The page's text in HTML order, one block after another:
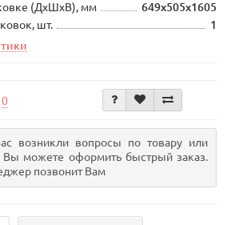
(ДхШхВ), мм
649х505х1605
шт.
1
0
возникли вопросы по товару или
Вы можете оформить быстрый заказ.
позвонит Вам